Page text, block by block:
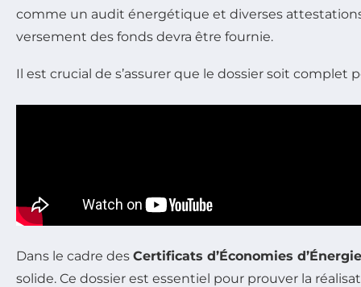
comme un audit énergétique et diverses
versement des fonds devra être fournie.
Il est crucial de s’assurer que le dossier soit
Dans le cadre des Certificats d’Économies d’Énergie
solide. Ce dossier est essentiel pour prouver la